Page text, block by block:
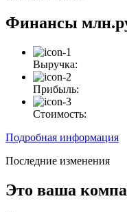
Финансы
Выручка:
Прибыль:
Стоимость:
Подробная информация
Последние изменения
Это ваша